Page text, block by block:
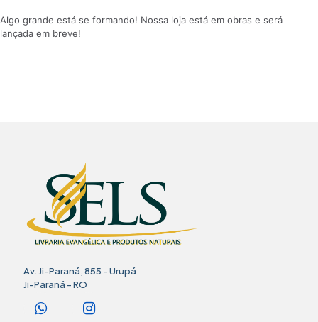
Algo grande está se formando! Nossa loja está em obras e será
lançada em breve!
Av. Ji-Paraná, 855 - Urupá
Ji-Paraná - RO